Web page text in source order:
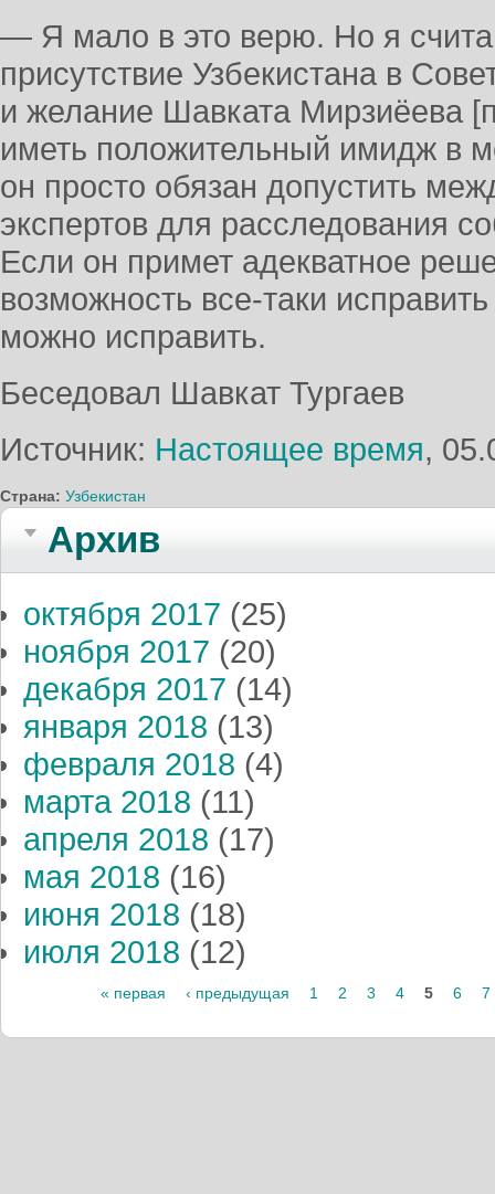
— Я мало в это верю. Но я
присутствие Узбекистана в
и желание Шавката Мирзиёева
иметь положительный имидж в
он просто обязан допустить
экспертов для расследования
Если он примет адекватное
возможность все-таки
можно исправить.
Беседовал Шавкат Тургаев
Источник: Настоящее время,
Страна: Узбекистан
Архив
октября 2017 (25)
ноября 2017 (20)
декабря 2017 (14)
января 2018 (13)
февраля 2018 (4)
марта 2018 (11)
апреля 2018 (17)
мая 2018 (16)
июня 2018 (18)
июля 2018 (12)
« первая ‹ предыдущая 1 2 3 4 5 6 7